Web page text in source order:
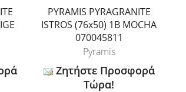
PYRAMIS PYRAGRANITE
ISTROS (76x50) 1B MOCHA
070045811
Pyramis
Ζητήστε Προσφορά
Τώρα!